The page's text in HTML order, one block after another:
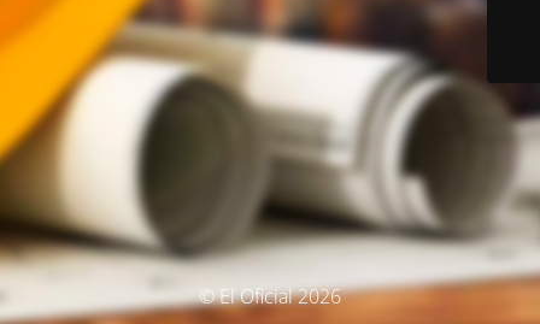
© El Oficial 2026